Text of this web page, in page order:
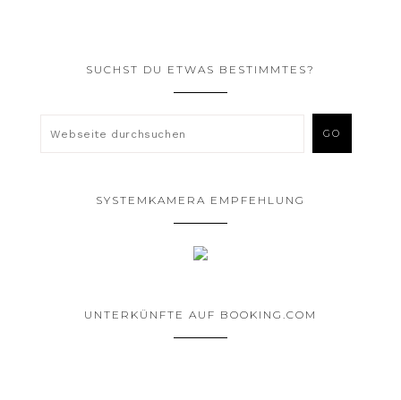
SUCHST DU ETWAS BESTIMMTES?
SYSTEMKAMERA EMPFEHLUNG
UNTERKÜNFTE AUF BOOKING.COM